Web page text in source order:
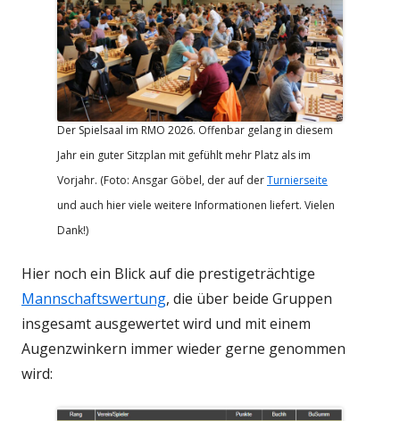
Der Spielsaal im RMO 2026. Offenbar gelang in diesem
Jahr ein guter Sitzplan mit gefühlt mehr Platz als im
Vorjahr. (Foto: Ansgar Göbel, der auf derTurnierseite
und auch hier viele weitere Informationen liefert. Vielen
Dank!)
Hier noch ein Blick auf die prestigeträchtige
Mannschaftswertung, die über beide Gruppen
insgesamt ausgewertet wird und mit einem
Augenzwinkern immer wieder gerne genommen
wird: